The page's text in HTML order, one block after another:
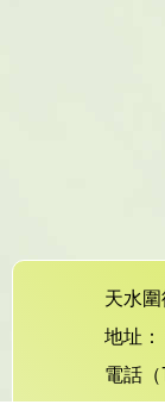
天水
地址：
電話（